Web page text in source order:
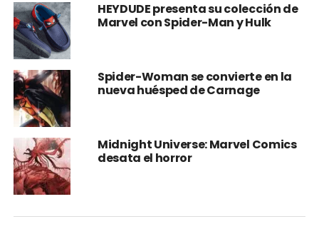
En la próxima era de
continúa en un nuevo volumen de X-Factor del escritor
ganador de Eisner Mark Russelly el aclamado artista
de X-Men Bob Quinn.
HEYDUDE presenta su colección de
Marvel con Spider-Man y Hulk
Spider-Woman se convierte en la
nueva huésped de Carnage
Midnight Universe: Marvel Comics
desata el horror